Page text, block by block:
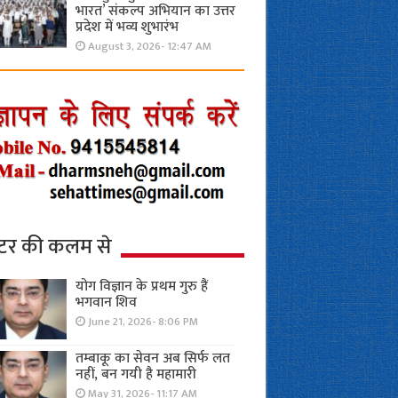
भारत’ संकल्प अभियान का उत्तर
प्रदेश में भव्य शुभारंभ
August 3, 2026- 12:47 AM
की कलम से
योग विज्ञान के प्रथम गुरु हैं
भगवान शिव
June 21, 2026- 8:06 PM
तम्बाकू का सेवन अब सिर्फ लत
नहीं, बन गयी है महामारी